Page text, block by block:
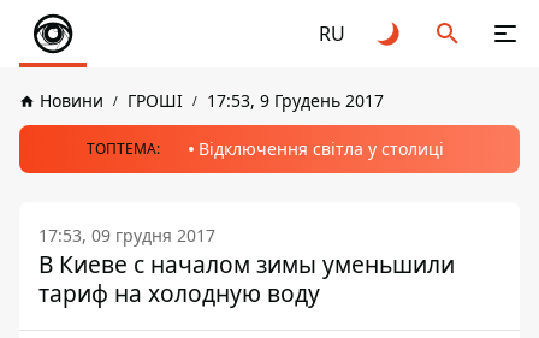
RU
Новини ГРОШІ 17:53, 9 Грудень 2017
ТОПТЕМА: Відключення світла у столиці
17:53, 09 грудня 2017
В Киеве с началом зимы уменьшили
тариф на холодную воду